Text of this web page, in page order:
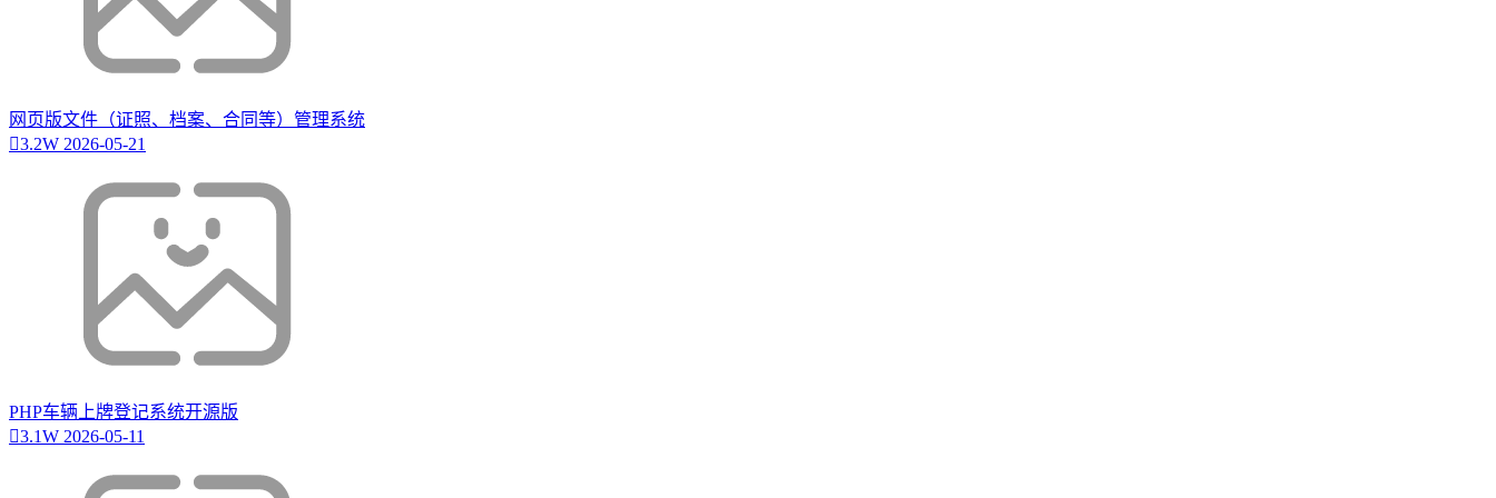
网页版文件（证照、档案、合同等）管理系统
3.2W 2026-05-21
PHP车辆上牌登记系统开源版
3.1W 2026-05-11